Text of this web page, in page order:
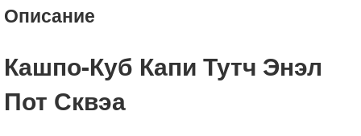
Описание
Кашпо-Куб Капи Тутч Энэл
Пот Сквэа